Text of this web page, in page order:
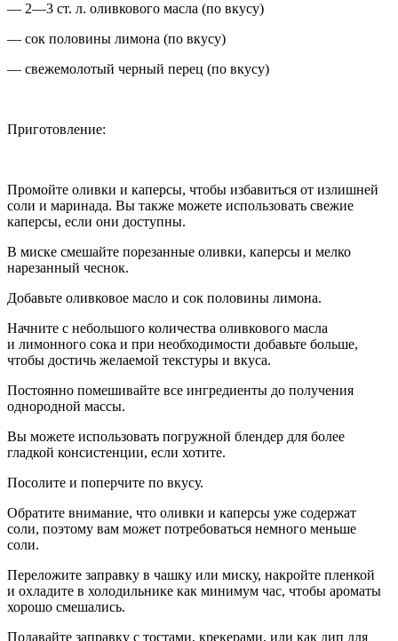
— 2—3 ст. л. оливкового масла (по вкусу)
— сок половины лимона (по вкусу)
— свежемолотый черный перец (по вкусу)
Приготовление:
Промойте оливки и каперсы, чтобы избавиться от излишней
соли и маринада. Вы также можете использовать свежие
каперсы, если они доступны.
В миске смешайте порезанные оливки, каперсы и мелко
нарезанный чеснок.
Добавьте оливковое масло и сок половины лимона.
Начните с небольшого количества оливкового масла
и лимонного сока и при необходимости добавьте больше,
чтобы достичь желаемой текстуры и вкуса.
Постоянно помешивайте все ингредиенты до получения
однородной массы.
Вы можете использовать погружной блендер для более
гладкой консистенции, если хотите.
Посолите и поперчите по вкусу.
Обратите внимание, что оливки и каперсы уже содержат
соли, поэтому вам может потребоваться немного меньше
соли.
Переложите заправку в чашку или миску, накройте пленкой
и охладите в холодильнике как минимум час, чтобы ароматы
хорошо смешались.
Подавайте заправку с тостами, крекерами, или как дип для